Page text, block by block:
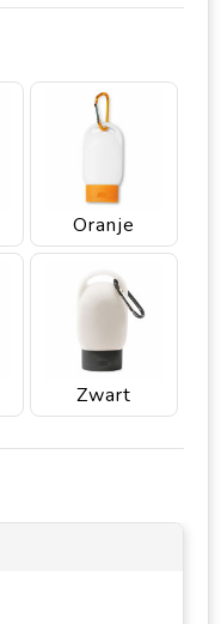
Oranje
Zwart